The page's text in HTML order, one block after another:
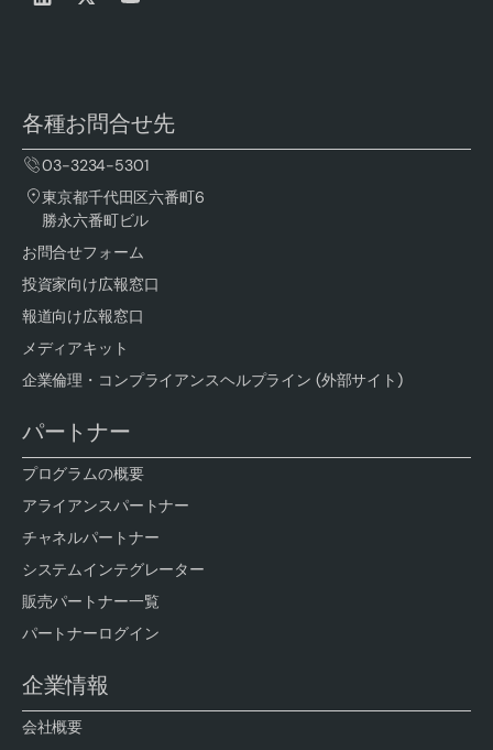
各種お問合せ先
03-3234-5301
東京都千代田区六番町6
勝永六番町ビル
お問合せフォーム
投資家向け広報窓口
報道向け広報窓口
メディアキット
企業倫理・コンプライアンスヘルプライン (外部サイト)
パートナー
プログラムの概要
アライアンスパートナー
チャネルパートナー
システムインテグレーター
販売パートナー一覧
パートナーログイン
企業情報
会社概要